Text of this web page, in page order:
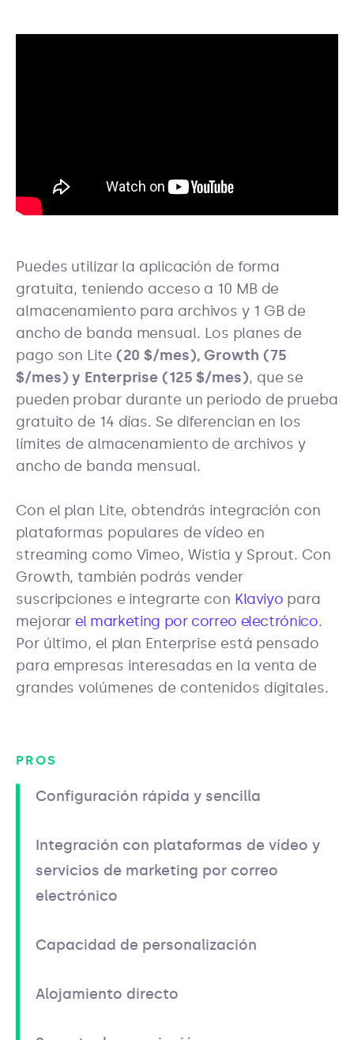
Puedes utilizar la aplicación de forma
gratuita, teniendo acceso a 10 MB de
almacenamiento para archivos y 1 GB de
ancho de banda mensual. Los planes de
pago son Lite (20 $/mes), Growth (75
$/mes) y Enterprise (125 $/mes), que se
pueden probar durante un periodo de prueba
gratuito de 14 días. Se diferencian en los
límites de almacenamiento de archivos y
ancho de banda mensual.
Con el plan Lite, obtendrás integración con
plataformas populares de vídeo en
streaming como Vimeo, Wistia y Sprout. Con
Growth, también podrás vender
suscripciones e integrarte con Klaviyo para
mejorar el marketing por correo electrónico.
Por último, el plan Enterprise está pensado
para empresas interesadas en la venta de
grandes volúmenes de contenidos digitales.
PROS
Configuración rápida y sencilla
Integración con plataformas de vídeo y
servicios de marketing por correo
electrónico
Capacidad de personalización
Alojamiento directo